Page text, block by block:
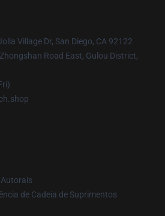
Village Dr, San Diego, CA 92122
Road East, Gulou District,
Autorais
de Cadeia de Suprimentos